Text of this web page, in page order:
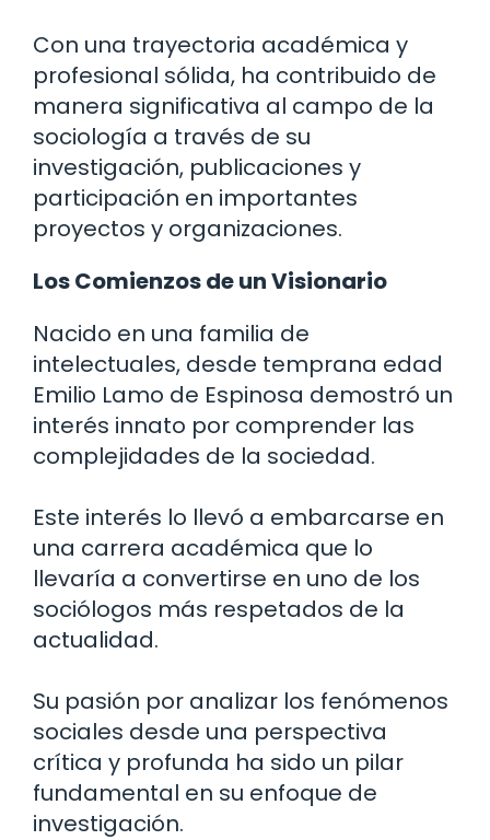
Con una trayectoria académica y
profesional sólida, ha contribuido de
manera significativa al campo de la
sociología a través de su
investigación, publicaciones y
participación en importantes
proyectos y organizaciones.
Los Comienzos de un Visionario
Nacido en una familia de
intelectuales, desde temprana edad
Emilio Lamo de Espinosa demostró un
interés innato por comprender las
complejidades de la sociedad.
Este interés lo llevó a embarcarse en
una carrera académica que lo
llevaría a convertirse en uno de los
sociólogos más respetados de la
actualidad.
Su pasión por analizar los fenómenos
sociales desde una perspectiva
crítica y profunda ha sido un pilar
fundamental en su enfoque de
investigación.